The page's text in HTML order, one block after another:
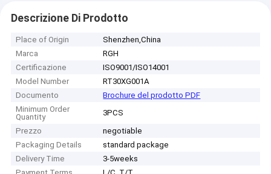
Descrizione Di Prodotto
Place of Origin
Shenzhen,China
Marca
RGH
Certificazione
ISO9001/ISO14001
Model Number
RT30XG001A
Documento
Brochure del prodotto PDF
Minimum Order
Quantity
3PCS
Prezzo
negotiable
Packaging Details
standard package
Delivery Time
3-5weeks